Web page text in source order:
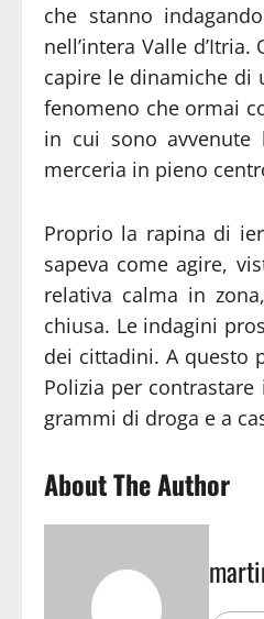
che stanno
nell’intera Valle
capire le dinamiche di
fenomeno che ormai
in cui sono
merceria in pieno
Proprio la rapina di
sapeva come agire,
relativa calma in
chiusa. Le indagini
dei cittadini. A questo
Polizia per
grammi di droga e a
About The Author